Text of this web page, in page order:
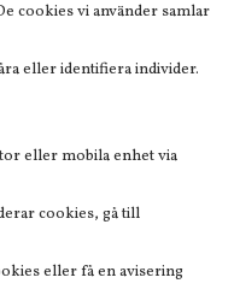
cookies vi använder samlar
eller identifiera individer.
eller mobila enhet via
cookies, gå till
eller få en avisering